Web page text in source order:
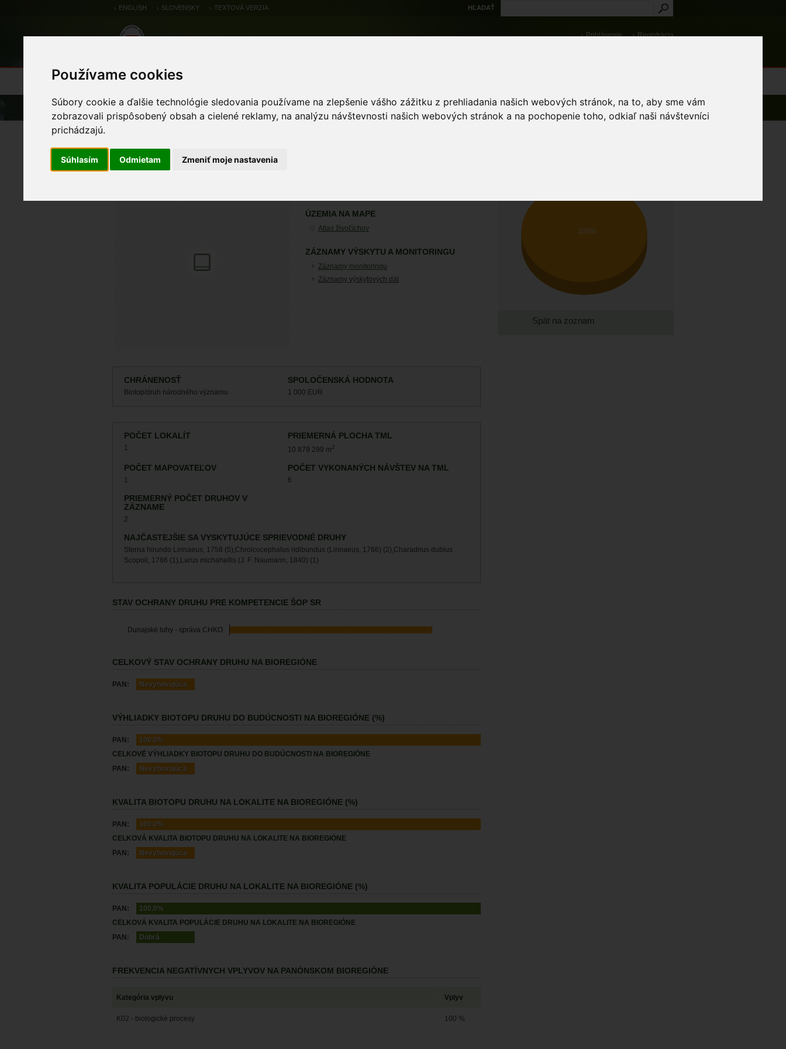
Používame cookies
Súbory cookie a ďalšie technológie sledovania používame na zlepšenie vášho zážitku z prehliadania našich webových stránok, na to, aby sme vám
zobrazovali prispôsobený obsah a cielené reklamy, na analýzu návštevnosti našich webových stránok a na pochopenie toho, odkiaľ naši návštevníci
prichádzajú.
Súhlasím Odmietam Zmeniť moje nastavenia
ENGLISH SLOVENSKY TEXTOVÁ VERZIA HĽADAŤ
Prihlásenie Registrácia
Výsledky monitoringu
Úvod Atlas Atlas živočíchov
ÚZEMIA NA MAPE
Atlas živočíchov
ZÁZNAMY VÝSKYTU A MONITORINGU
Záznamy monitoringu
Záznamy výskytových dát
CHRÁNENOSŤ
Biotop/druh národného významu
SPOLOČENSKÁ HODNOTA
1 000 EUR
POČET LOKALÍT
1
PRIEMERNÁ PLOCHA TML
10 879 299 m2
POČET MAPOVATEĽOV
1
POČET VYKONANÝCH NÁVŠTEV NA TML
6
PRIEMERNÝ POČET DRUHOV V
ZÁZNAME
2
NAJČASTEJŠIE SA VYSKYTUJÚCE SPRIEVODNÉ DRUHY
Sterna hirundo Linnaeus, 1758 (5),Chroicocephalus ridibundus (Linnaeus, 1766) (2),Charadrius dubius
Scopoli, 1786 (1),Larus michahellis (J. F. Naumann, 1840) (1)
STAV OCHRANY DRUHU PRE KOMPETENCIE ŠOP SR
Dunajské luhy - správa CHKO
CELKOVÝ STAV OCHRANY DRUHU NA BIOREGIÓNE
PAN: Nevyhovujúca
VÝHLIADKY BIOTOPU DRUHU DO BUDÚCNOSTI NA BIOREGIÓNE (%)
PAN:
100.0%
CELKOVÉ VÝHLIADKY BIOTOPU DRUHU DO BUDÚCNOSTI NA BIOREGIÓNE
PAN:
Nevyhovujúca
KVALITA BIOTOPU DRUHU NA LOKALITE NA BIOREGIÓNE (%)
PAN:
100.0%
CELKOVÁ KVALITA BIOTOPU DRUHU NA LOKALITE NA BIOREGIÓNE
PAN:
Nevyhovujúca
KVALITA POPULÁCIE DRUHU NA LOKALITE NA BIOREGIÓNE (%)
PAN:
100.0%
CELKOVÁ KVALITA POPULÁCIE DRUHU NA LOKALITE NA BIOREGIÓNE
PAN:
Dobrá
FREKVENCIA NEGATÍVNYCH VPLYVOV NA PANÓNSKOM BIOREGIÓNE
Kategória vplyvu Vplyv
K02 - biologické procesy 100 %
100%
Spät na zoznam